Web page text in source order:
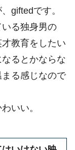
giftedです。
る独身男の
教育をしたい
るとかならな
る感じなので
いい。